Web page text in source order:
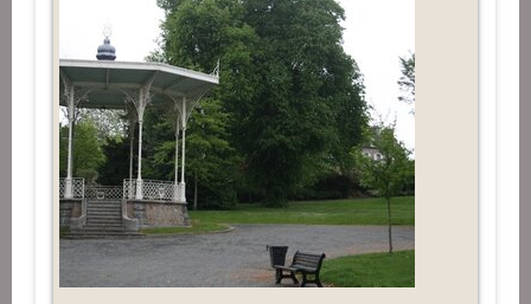
Formation >Organisateurs
baptiste.barbier30@hotmail.fr
Fest-Noz et Fest-Deiz>Sonneurs